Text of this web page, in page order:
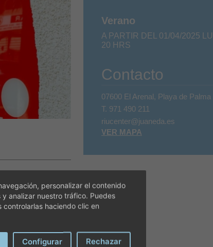
Verano
A PARTIR DEL 01/04/2025
20 HRS
Contacto
07600 El Arenal, Playa de Palma
T. 971 490 211
riucenter@juaneda.es
VER MAPA
personalizar el contenido
analizar nuestro tráfico. Puedes
controlarlas haciendo clic en
Configurar Rechazar